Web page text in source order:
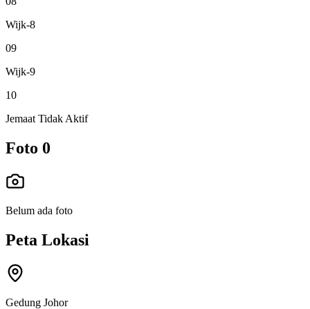
Wijk-8
09
Wijk-9
10
Jemaat Tidak Aktif
Foto 0
Belum ada foto
Peta Lokasi
Gedung Johor